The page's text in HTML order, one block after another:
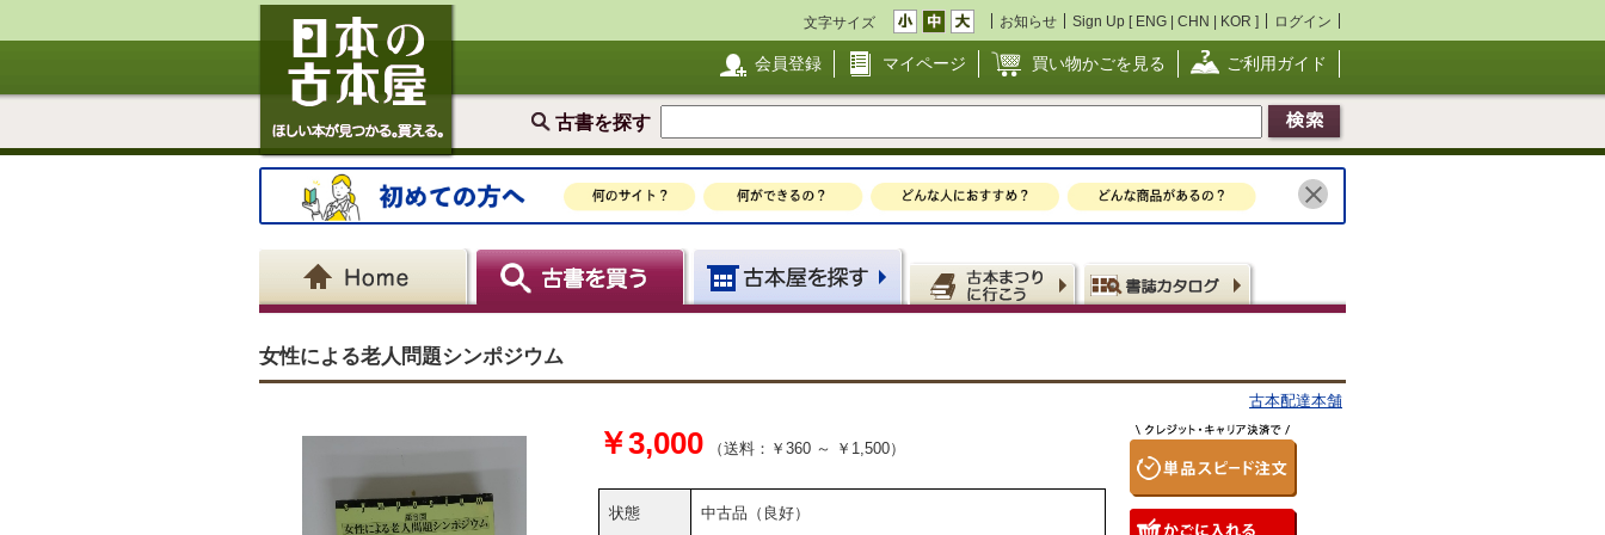
文字サイズ お知らせ Sign Up [ ENG | CHN | KOR ] ログイン
会員登録 マイページ 買い物かごを見る ご利用ガイド
古書を探す
女性による老人問題シンポジウム
古本配達本舗
￥3,000 （送料：￥360 ～ ￥1,500）
状態 中古品（良好）